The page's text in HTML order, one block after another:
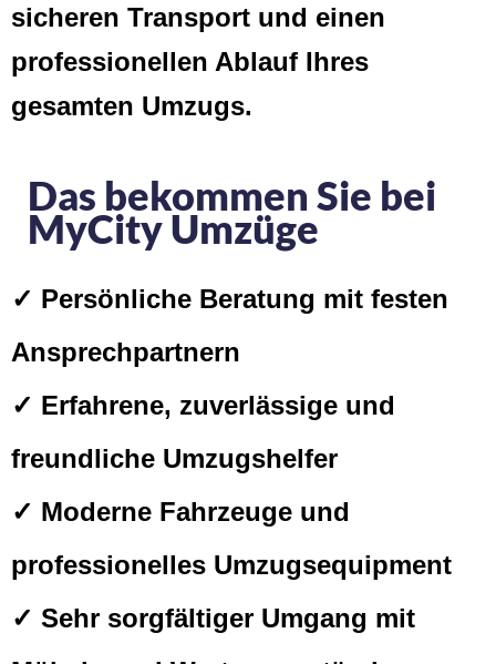
sicheren Transport und einen
professionellen Ablauf Ihres
gesamten Umzugs.
Das bekommen Sie bei
MyCity Umzüge
✓ Persönliche Beratung mit festen
Ansprechpartnern
✓ Erfahrene, zuverlässige und
freundliche Umzugshelfer
✓ Moderne Fahrzeuge und
professionelles Umzugsequipment
✓ Sehr sorgfältiger Umgang mit